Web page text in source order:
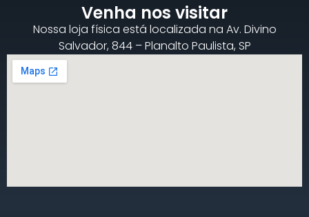
Venha nos visitar
Nossa loja física está localizada na Av. Divino
Salvador, 844 – Planalto Paulista, SP